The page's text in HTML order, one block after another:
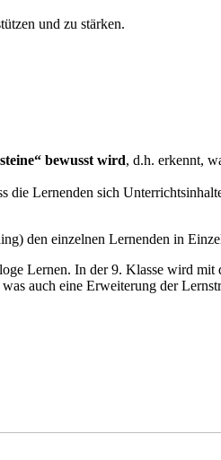
und zu stärken.
bewusst wird, d.h. erkennt,
die Lernenden sich
den einzelnen Lernenden in
Lernen. In der 9. Klasse wird
auch eine Erweiterung der